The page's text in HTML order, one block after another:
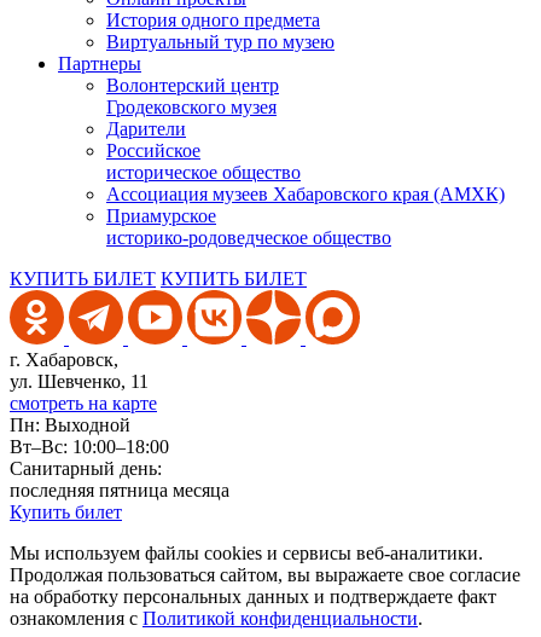
История одного предмета
Виртуальный тур по музею
Партнеры
Волонтерский центр
Гродековского музея
Дарители
Российское
историческое общество
Ассоциация музеев Хабаровского края (АМХК)
Приамурское
историко-родоведческое общество
КУПИТЬ БИЛЕТ КУПИТЬ БИЛЕТ
г. Хабаровск,
ул. Шевченко, 11
смотреть на карте
Пн: Выходной
Вт–Вс: 10:00–18:00
Санитарный день:
последняя пятница месяца
Купить билет
Мы используем файлы cookies и сервисы веб-аналитики.
Продолжая пользоваться сайтом, вы выражаете свое согласие
на обработку персональных данных и подтверждаете факт
ознакомления с Политикой конфиденциальности.